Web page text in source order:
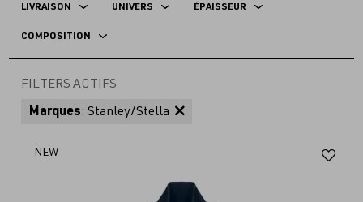
LIVRAISON UNIVERS ÉPAISSEUR
COMPOSITION
FILTERS ACTIFS
Marques: Stanley/Stella
NEW